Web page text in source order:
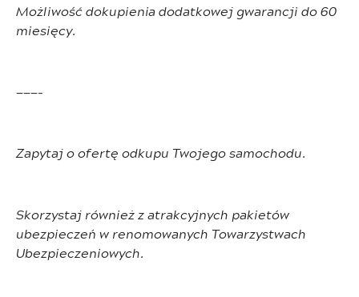
Możliwość dokupienia dodatkowej gwarancji do 60
miesięcy.
———-
Zapytaj o ofertę odkupu Twojego samochodu.
Skorzystaj również z atrakcyjnych pakietów
ubezpieczeń w renomowanych Towarzystwach
Ubezpieczeniowych.